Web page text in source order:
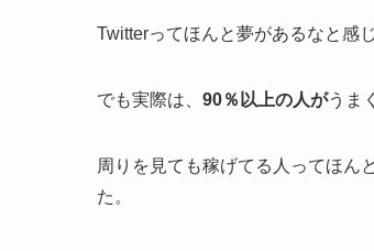
Twitterってほんと夢があるなと感じ
でも実際は、 90％以上の人がうま
周りを見ても稼げてる人ってほん
た。